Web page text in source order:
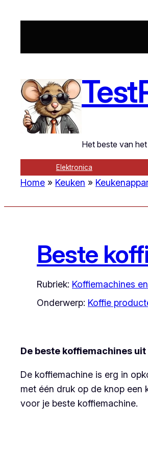
inhoud
Het beste van
Elektronica
Home » Keuken »
Beste
Rubriek: Koffiemachines
Onderwerp: Koffie
De beste koffiemachines
De koffiemachine is erg in
met één druk op de knop een
voor je beste koffiemachine.